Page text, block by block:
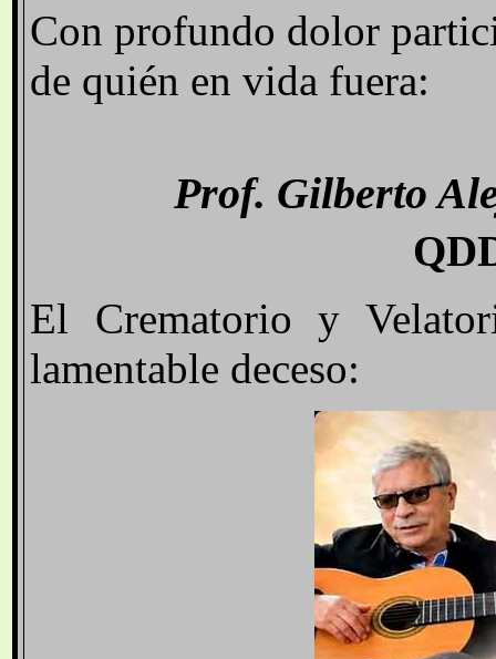
Con profundo dolor
de quién en vida fuera:
Prof. Gilberto
El Crematorio y
lamentable deceso: